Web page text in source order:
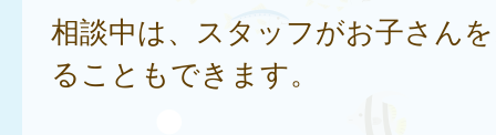
相談中は、スタッフがお子さん
ることもできます。